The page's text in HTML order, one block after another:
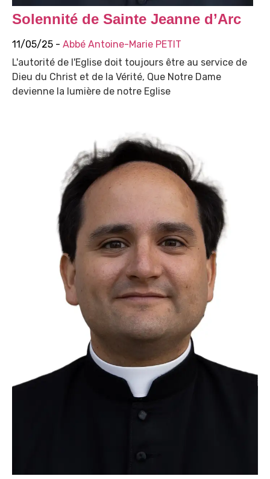
Solennité de Sainte Jeanne d’Arc
11/05/25 - Abbé Antoine-Marie PETIT
L'autorité de l'Eglise doit toujours être au service de
Dieu du Christ et de la Vérité, Que Notre Dame
devienne la lumière de notre Eglise